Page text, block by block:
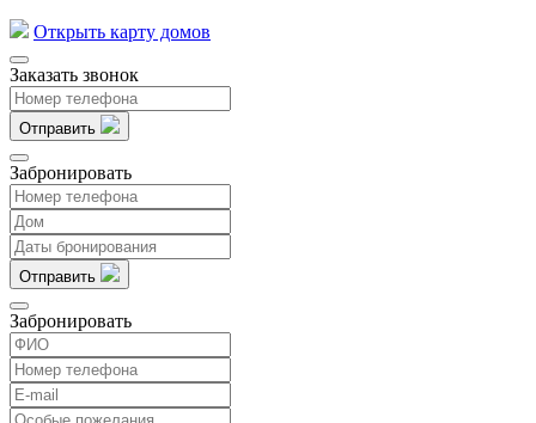
Открыть карту домов
Заказать звонок
Отправить
Забронировать
Отправить
Забронировать